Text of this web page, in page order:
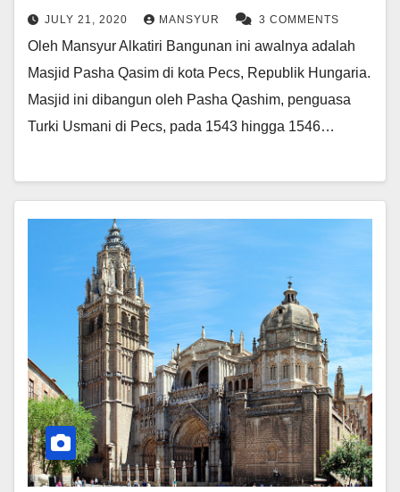
JULY 21, 2020 MANSYUR 3 COMMENTS
Oleh Mansyur Alkatiri Bangunan ini awalnya adalah
Masjid Pasha Qasim di kota Pecs, Republik Hungaria.
Masjid ini dibangun oleh Pasha Qashim, penguasa
Turki Usmani di Pecs, pada 1543 hingga 1546…